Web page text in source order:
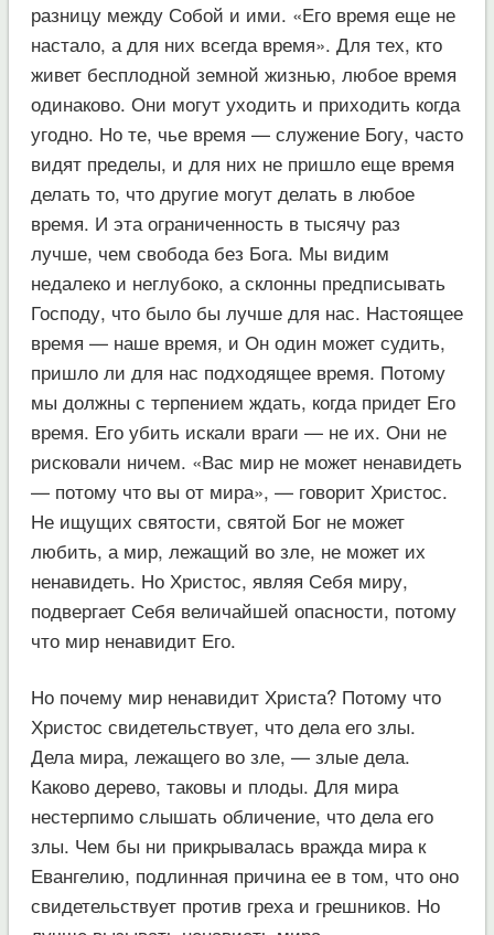
разницу между Собой и ими. «Его время еще не
настало, а для них всегда время». Для тех, кто
живет бесплодной земной жизнью, любое время
одинаково. Они могут уходить и приходить когда
угодно. Но те, чье время — служение Богу, часто
видят пределы, и для них не пришло еще время
делать то, что другие могут делать в любое
время. И эта ограниченность в тысячу раз
лучше, чем свобода без Бога. Мы видим
недалеко и неглубоко, а склонны предписывать
Господу, что было бы лучше для нас. Настоящее
время — наше время, и Он один может судить,
пришло ли для нас подходящее время. Потому
мы должны с терпением ждать, когда придет Его
время. Его убить искали враги — не их. Они не
рисковали ничем. «Вас мир не может ненавидеть
— потому что вы от мира», — говорит Христос.
Не ищущих святости, святой Бог не может
любить, а мир, лежащий во зле, не может их
ненавидеть. Но Христос, являя Себя миру,
подвергает Себя величайшей опасности, потому
что мир ненавидит Его.
Но почему мир ненавидит Христа? Потому что
Христос свидетельствует, что дела его злы.
Дела мира, лежащего во зле, — злые дела.
Каково дерево, таковы и плоды. Для мира
нестерпимо слышать обличение, что дела его
злы. Чем бы ни прикрывалась вражда мира к
Евангелию, подлинная причина ее в том, что оно
свидетельствует против греха и грешников. Но